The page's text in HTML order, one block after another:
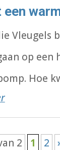
een
Vleugels
op een
Hoe
2 1 2